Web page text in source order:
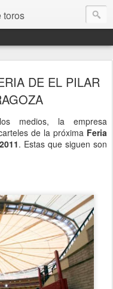
toros
DE EL PILAR
medios, la empresa
de la próxima Feria
. Estas que siguen son